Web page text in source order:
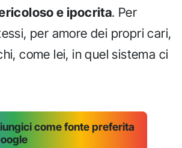
e ipocrita. Per
per amore dei propri cari,
come lei, in quel sistema ci
come fonte preferita